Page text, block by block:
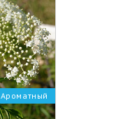
Ароматный